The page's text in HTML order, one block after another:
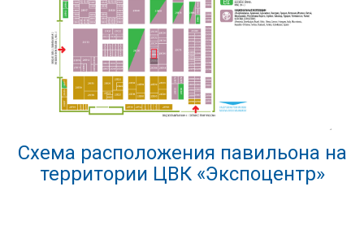
Схема расположения павильона на
территории ЦВК «Экспоцентр»